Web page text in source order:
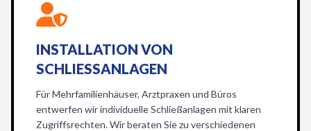
INSTALLATION VON
SCHLIESSANLAGEN
Für Mehrfamilienhäuser, Arztpraxen und Büros
entwerfen wir individuelle Schließanlagen mit klaren
Zugriffsrechten. Wir beraten Sie zu verschiedenen